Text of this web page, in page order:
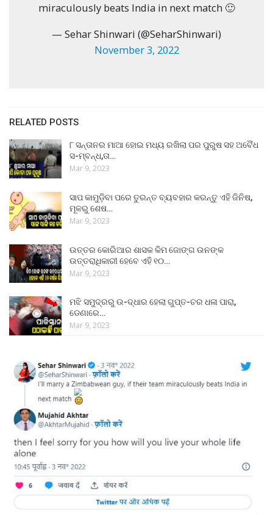
miraculously beats India in next match 🙂
— Sehar Shinwari (@SeharShinwari)
November 3, 2022
RELATED POSTS
୮ ସନ୍ତାନର ମାଆ ହୋଇ ମଧ୍ୟ ରଖିଲା ପର ପୁରୁଷ ସହ ଅବୈଧ
ସ-ମ୍ବନ୍ଧ,ତା…
Mar 9, 2023
ସାପ କାମୁଡ଼ିବା ପରେ ତୁରନ୍ତ ବ୍ୟବହାର କରନ୍ତୁ ଏହି ଜିନିଷ,
ମୂଳରୁ ଶେଷ…
Mar 9, 2023
ଉତ୍ତର କୋରିଆର ଶାସକ କିମ ଜୋଙ୍ଗ ଉନଙ୍କ
ଉତ୍ତରାଧିକାରୀ ହେବେ ଏହି ୧୦…
Mar 9, 2023
ମଝି ସମୁଦ୍ରରୁ ଉ-ଦ୍ଧାର ହେଲା ଗୁପ୍ତ-ଚର ଧଳା ପାରା,
ଡେଣାରେ…
Mar 9, 2023